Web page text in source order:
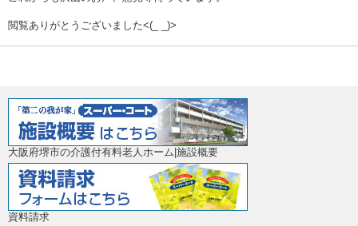
閲覧ありがとうございました<(_ _)>
大阪府堺市の介護付有料老人ホーム|施設概要
資料請求